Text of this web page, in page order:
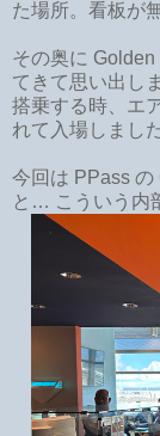
た場所。看板が
その奥に
てきて思い出し
搭乗する時、エ
れて入場しました
今回は PPass の
と… こういう内